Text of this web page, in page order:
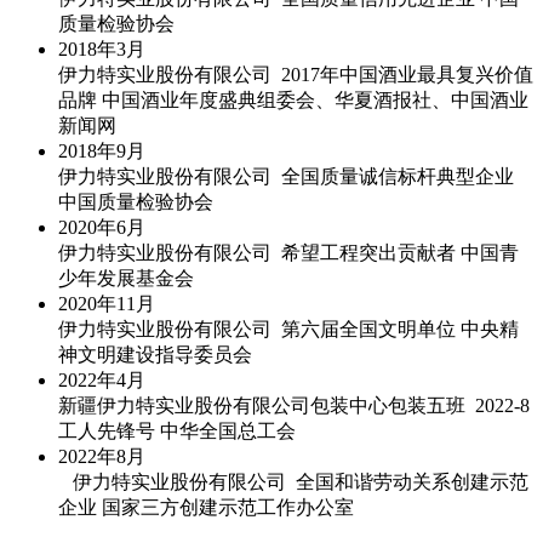
质量检验协会
2018年3月
伊力特实业股份有限公司 2017年中国酒业最具复兴价值
品牌 中国酒业年度盛典组委会、华夏酒报社、中国酒业
新闻网
2018年9月
伊力特实业股份有限公司 全国质量诚信标杆典型企业
中国质量检验协会
2020年6月
伊力特实业股份有限公司 希望工程突出贡献者 中国青
少年发展基金会
2020年11月
伊力特实业股份有限公司 第六届全国文明单位 中央精
神文明建设指导委员会
2022年4月
新疆伊力特实业股份有限公司包装中心包装五班 2022-8
工人先锋号 中华全国总工会
2022年8月
伊力特实业股份有限公司 全国和谐劳动关系创建示范
企业 国家三方创建示范工作办公室